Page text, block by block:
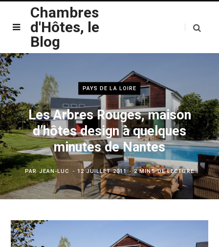
Chambres
d'Hôtes, le
Blog
PAYS DE LA LOIRE
Les Arbres Rouges, maison
d’hôtes design à quelques
minutes de Nantes
PAR JEAN-LUC 12 JUILLET 2011 2 MINS DE LECTURE